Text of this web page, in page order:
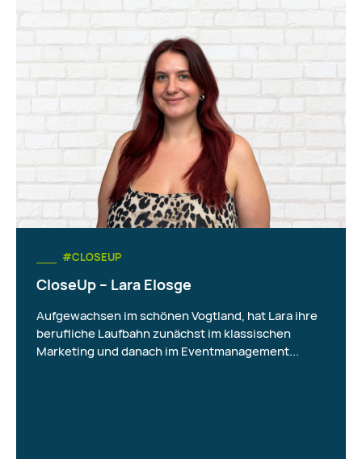
#CLOSEUP
CloseUp – Lara Elosge
Aufgewachsen im schönen Vogtland, hat Lara ihre
berufliche Laufbahn zunächst im klassischen
Marketing und danach im Eventmanagement...